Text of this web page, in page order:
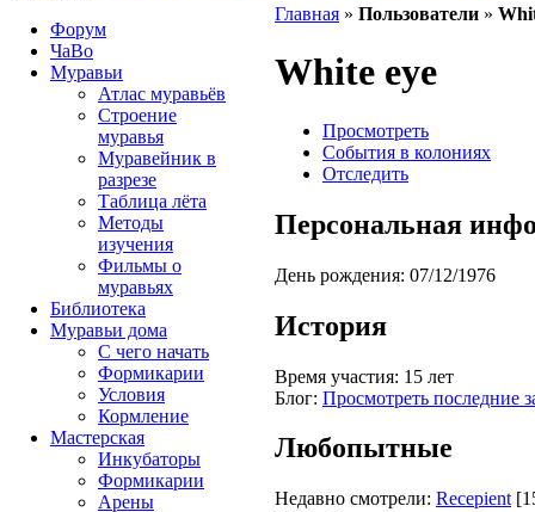
Главная » Пользователи »
White eye
Просмотреть
События в колониях
Отследить
Персональная
День рождения: 07/12/1976
История
Время участия: 15 лет
Блог: Просмотреть последние
Любопытные
Недавно смотрели: Recepient
Форум
ЧаВо
Муравьи
Атлас муравьёв
Строение
муравья
Муравейник в
разрезе
Таблица лёта
Методы
изучения
Фильмы о
муравьях
Библиотека
Муравьи дома
С чего начать
Формикарии
Условия
Кормление
Мастерская
Инкубаторы
Формикарии
Арены